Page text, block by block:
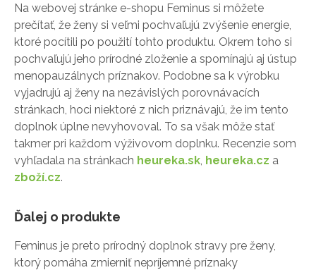
Na webovej stránke e-shopu Feminus si môžete
prečítať, že ženy si veľmi pochvaľujú zvýšenie energie,
ktoré pocítili po použití tohto produktu. Okrem toho si
pochvaľujú jeho prírodné zloženie a spomínajú aj ústup
menopauzálnych príznakov. Podobne sa k výrobku
vyjadrujú aj ženy na nezávislých porovnávacích
stránkach, hoci niektoré z nich priznávajú, že im tento
doplnok úplne nevyhovoval. To sa však môže stať
takmer pri každom výživovom doplnku. Recenzie som
vyhľadala na stránkach heureka.sk, heureka.cz a
zboží.cz.
Ďalej o produkte
Feminus je preto prírodný doplnok stravy pre ženy,
ktorý pomáha zmierniť nepríjemné príznaky